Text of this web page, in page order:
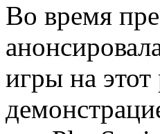
Во время
игры на